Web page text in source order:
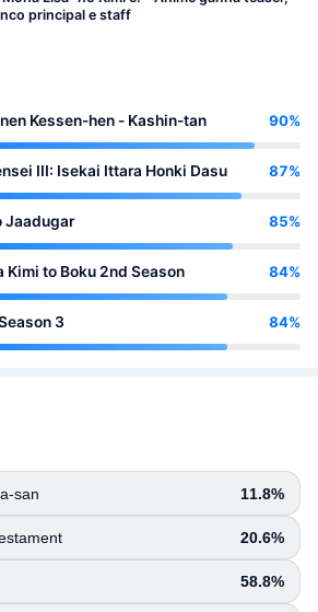
principal e staff
Kessen-hen - Kashin-tan 90%
III: Isekai Ittara Honki Dasu 87%
Jaadugar 85%
Kimi to Boku 2nd Season 84%
3 84%
san 11.8%
20.6%
58.8%